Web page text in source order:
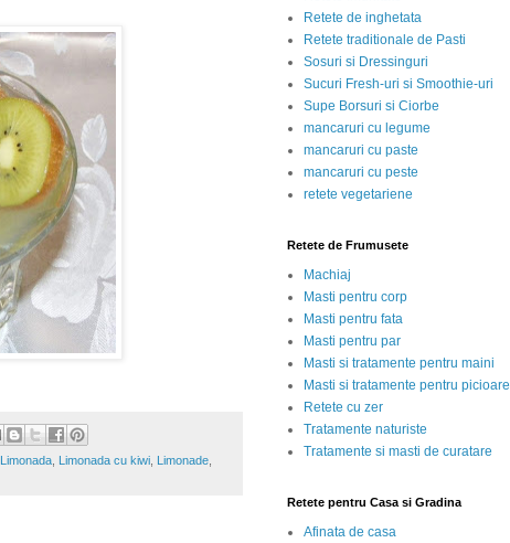
Limonada Limonada cu kiwi Limonade
Retete de inghetata
Retete traditionale de Pasti
Sosuri si Dressinguri
Sucuri Fresh-uri si Smoothie-uri
Supe Borsuri si Ciorbe
mancaruri cu legume
mancaruri cu paste
mancaruri cu peste
retete vegetariene
Retete de Frumusete
Machiaj
Masti pentru corp
Masti pentru fata
Masti pentru par
Masti si tratamente pentru maini
Masti si tratamente pentru picioare
Retete cu zer
Tratamente naturiste
Tratamente si masti de curatare
Retete pentru Casa si Gradina
Afinata de casa